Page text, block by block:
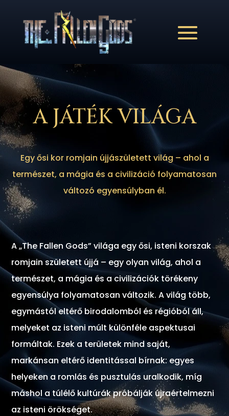
A JÁTÉK VILÁGA
Egy ősi kor romjain újjászületett világ – ahol a
természet, a mágia és a civilizáció folyamatosan
változó egyensúlyban él.
A „The Fallen Gods” világa egy ősi, isteni korszak
romjain született újjá – egy olyan világ, ahol a
természet, a mágia és a civilizációk törékeny
egyensúlya folyamatosan változik. A világ több,
egymástól eltérő birodalomból és régióból áll,
melyeket az isteni múlt különféle aspektusai
formáltak. Ezek a területek mind saját,
markánsan eltérő identitással bírnak: egyes
helyeken a romlás és pusztulás uralkodik, míg
máshol a túlélő kultúrák próbálják újraértelmezni
az isteni örökséget.